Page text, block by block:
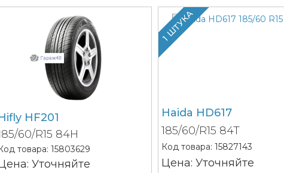
HF201
60/R15 84H
товара:15803629
Уточняйте
1 ШТУКА
Haida HD617
185/60/R15 84T
Код товара: 15827143
Цена: Уточняйте